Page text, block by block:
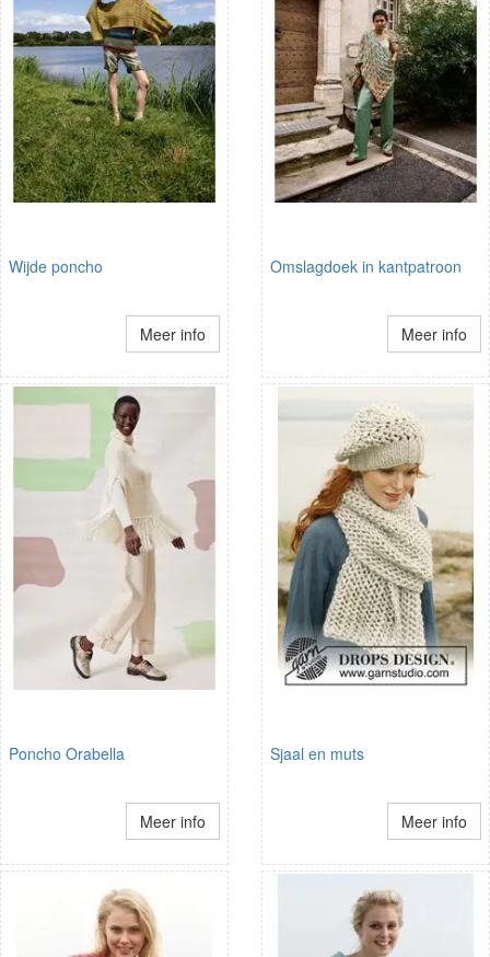
Wijde poncho
Meer info
Omslagdoek in kantpatroon
Meer info
Poncho Orabella
Meer info
Sjaal en muts
Meer info